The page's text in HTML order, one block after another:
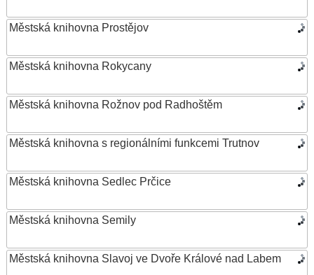
Městská knihovna Prostějov
Městská knihovna Rokycany
Městská knihovna Rožnov pod Radhoštěm
Městská knihovna s regionálními funkcemi Trutnov
Městská knihovna Sedlec Prčice
Městská knihovna Semily
Městská knihovna Slavoj ve Dvoře Králové nad Labem